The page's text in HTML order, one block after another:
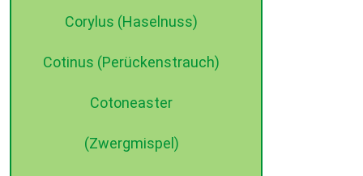
Corylus (Haselnuss)
Cotinus (Perückenstrauch)
Cotoneaster
(Zwergmispel)